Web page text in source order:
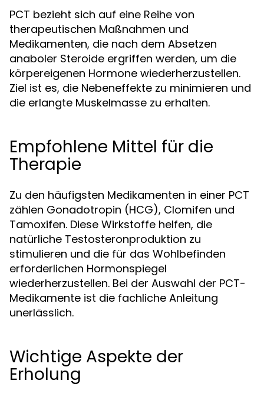
PCT bezieht sich auf eine Reihe von
therapeutischen Maßnahmen und
Medikamenten, die nach dem Absetzen
anaboler Steroide ergriffen werden, um die
körpereigenen Hormone wiederherzustellen.
Ziel ist es, die Nebeneffekte zu minimieren und
die erlangte Muskelmasse zu erhalten.
Empfohlene Mittel für die
Therapie
Zu den häufigsten Medikamenten in einer PCT
zählen Gonadotropin (HCG), Clomifen und
Tamoxifen. Diese Wirkstoffe helfen, die
natürliche Testosteronproduktion zu
stimulieren und die für das Wohlbefinden
erforderlichen Hormonspiegel
wiederherzustellen. Bei der Auswahl der PCT-
Medikamente ist die fachliche Anleitung
unerlässlich.
Wichtige Aspekte der
Erholung